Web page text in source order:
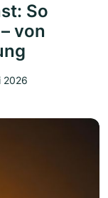
So
von
2026